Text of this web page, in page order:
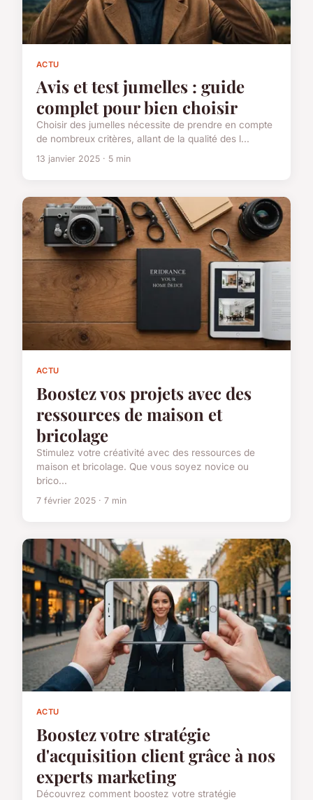
ACTU
Avis et test jumelles : guide
complet pour bien choisir
Choisir des jumelles nécessite de prendre en compte
de nombreux critères, allant de la qualité des l...
13 janvier 2025 · 5 min
ACTU
Boostez vos projets avec des
ressources de maison et
bricolage
Stimulez votre créativité avec des ressources de
maison et bricolage. Que vous soyez novice ou
brico...
7 février 2025 · 7 min
ACTU
Boostez votre stratégie
d'acquisition client grâce à nos
experts marketing
Découvrez comment boostez votre stratégie